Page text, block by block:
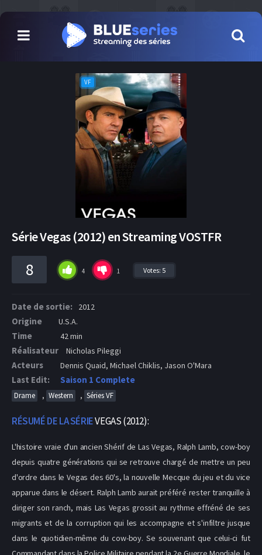
VF
Série Vegas (2012) en Streaming VOSTFR
8 4 1 Votes: 5
Date de sortie: 2012
Origine U.S.A.
Time 42 min
Réalisateur Nicholas Pileggi
Acteurs Dennis Quaid, Michael Chiklis, Jason O'Mara
Last Edit: Saison 1 Complete
Drame , Western , Séries VF
RÉSUMÉ DE LA SÉRIEVEGAS (2012):
L'histoire vraie d'un ancien Shérif de Las Vegas, Ralph Lamb, cow-boy
depuis quatre générations qui se retrouve chargé de mettre un peu
d'ordre dans le Vegas des 60's, la nouvelle Mecque du jeu et du vice
apparue dans le désert. Ralph Lamb aurait préféré rester tranquille à
diriger son ranch, mais Las Vegas grossit au rythme effréné de ses
migrants et de la corruption qui les accompagne et s'infiltre jusque
dans le quotidien-même du cow-boy. Se souvenant que celui-ci fut